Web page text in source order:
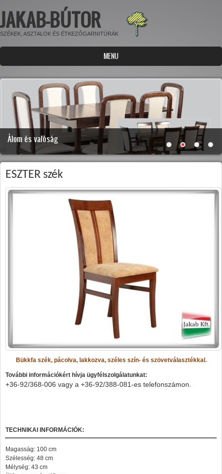
Ugrás a tartalomra
JAKAB-BÚTOR
SZÉKEK, ASZTALOK ÉS ÉTKEZŐGARNITÚRÁK
MENU
Álom és valóság
ESZTER szék
Bükkfa szék, pácolva, lakkozva, széles szín- és szövetválasztékkal.
További információkért hívja ügyfélszolgálatunkat:
+36-92/368-006 vagy a +36-92/388-081-es telefonszámon.
TECHNIKAI INFORMÁCIÓK:
Magasság: 100 cm
Szélesség: 48 cm
Mélység: 43 cm